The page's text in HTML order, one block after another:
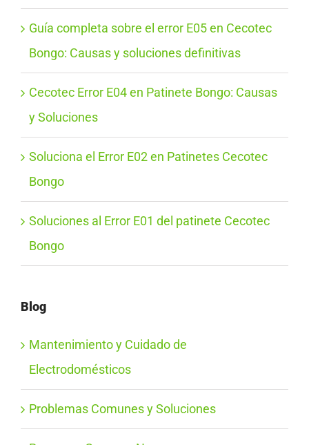
Guía completa sobre el error E05 en Cecotec
Bongo: Causas y soluciones definitivas
Cecotec Error E04 en Patinete Bongo: Causas
y Soluciones
Soluciona el Error E02 en Patinetes Cecotec
Bongo
Soluciones al Error E01 del patinete Cecotec
Bongo
Blog
Mantenimiento y Cuidado de
Electrodomésticos
Problemas Comunes y Soluciones